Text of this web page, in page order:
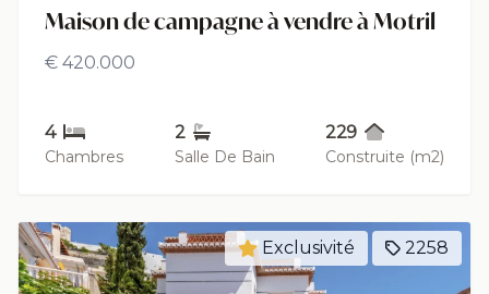
Maison de campagne à vendre à Motril
€ 420.000
4
Chambres
2
Salle De Bain
229
Construite (m2)
Exclusivité 2258